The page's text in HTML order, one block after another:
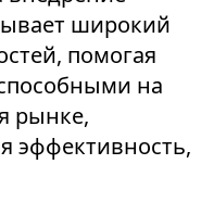
широкий
помогая
на
рынке,
эффективность,